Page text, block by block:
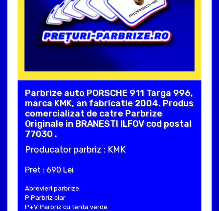
Parbrize auto PORSCHE 911 Targa 996,
marca KMK, an fabricatie 2004. Produs
comercializat de catre Parbrize
Originale in BRANESTI ILFOV cod postal
77030 .
Producator parbriz : KMK
Pret : 690 Lei
Abrevieri parbrize:
P:Parbriz clar
P+V:Parbriz cu tenta verde